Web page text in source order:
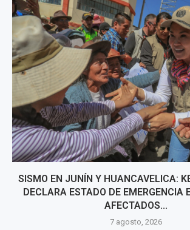
SISMO EN JUNÍN Y HUANCAVELICA:
DECLARA ESTADO DE EMERGENCIA
AFECTADOS...
7 agosto, 2026